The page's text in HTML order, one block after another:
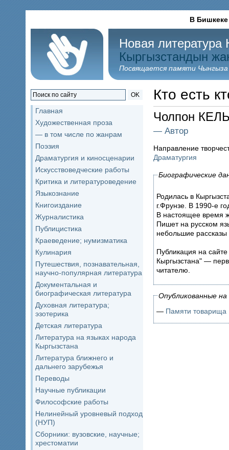
В Бишкеке
Новая литература
Кыргызстандын
Посвящается памяти
OK
Главная
Художественная проза
— в том числе по жанрам
Поэзия
Драматургия и киносценарии
Искусствоведческие работы
Критика и литературоведение
Языкознание
Книгоиздание
Журналистика
Публицистика
Краеведение; нумизматика
Кулинария
Путешествия, познавательная,
научно-популярная литература
Документальная и
биографическая литература
Духовная литература;
эзотерика
Детская литература
Литература на языках народа
Кыргызстана
Литература ближнего и
дальнего зарубежья
Переводы
Научные публикации
Философские работы
Нелинейный уровневый подход
(НУП)
Сборники: вузовские, научные;
хрестоматии
Кто есть
Чолпон
— Автор
Направление
Драматургия
Биографические
Родилась в
г.Фрунзе. В 1990-е
В настоящее время
Пишет на русском
небольшие
Публикация на
Кыргызстана" —
читателю.
Опубликованные
— Памяти товарища